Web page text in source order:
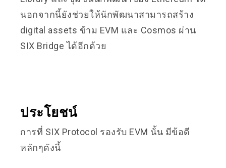
นอกจากนี้ยังช่วยให้นักพัฒนาสามารถสร้าง
digital assets ข้าม EVM และ Cosmos ผ่าน
SIX Bridge ได้อีกด้วย
ประโยชน์
การที่ SIX Protocol รองรับ EVM นั้น มีข้อดี
หลักๆดังนี้